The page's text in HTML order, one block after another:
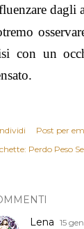
dagli
con un
Post per
Perdo Peso
Lena 15